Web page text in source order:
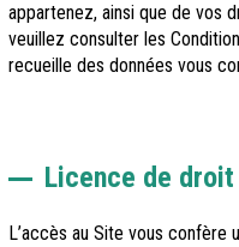
appartenez, ainsi que de vos
veuillez consulter les
recueille des données vous
Licence de droit
L’accès au Site vous